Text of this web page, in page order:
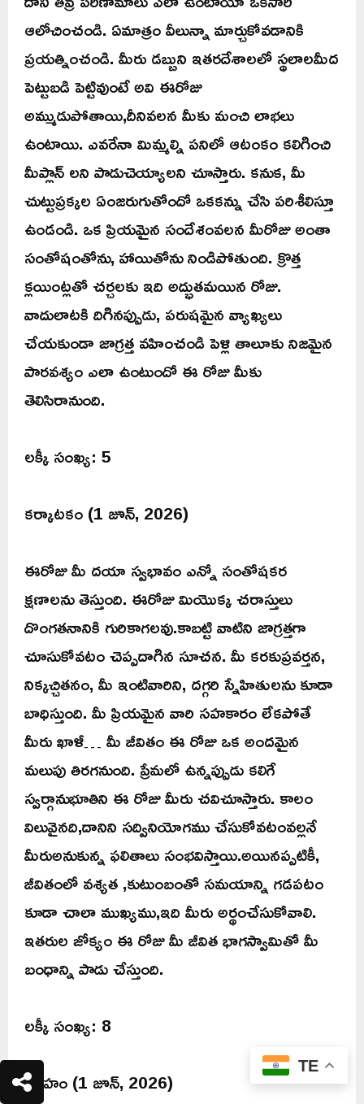
ఆలోచించండి. ఏమాత్రం వీలున్నా మార్చుకోవడానికి
ప్రయత్నించండి. మీరు డబ్బుని ఇతరదేశాలలో స్థలాలమీద
పెట్టుబడి పెట్టివుంటే అవి ఈరోజు
అమ్ముడుపోతాయి,దీనివలన మీకు మంచి లాభలు
ఉంటాయి. ఎవరేనా మిమ్మల్ని పనిలో ఆటంకం కలిగించి
మీప్లాన్ లని పాడుచెయ్యాలని చూస్తారు. కనుక, మీ
చుట్టుప్రక్కల ఏంజరుగుతోందో ఒకకన్ను చేసి పరిశీలిస్తూ
ఉండండి. ఒక ప్రియమైన సందేశంవలన మీరోజు అంతా
సంతోషంతోను, హాయితోను నిండిపోతుంది. క్రొత్త
క్లయింట్లతో చర్చలకు ఇది అద్భుతమయిన రోజు.
వాదులాటకి దిగినప్పుడు, పరుషమైన వ్యాఖ్యలు
చేయకుండా జాగ్రత్త వహించండి పెళ్లి తాలూకు నిజమైన
పారవశ్యం ఎలా ఉంటుందో ఈ రోజు మీకు
తెలిసిరానుంది.
లక్కీ సంఖ్య: 5
కర్కాటకం (1 జూన్, 2026)
ఈరోజు మీ దయా స్వభావం ఎన్నో సంతోషకర
క్షణాలను తెస్తుంది. ఈరోజు మియొక్క చరాస్తులు
దొంగతనానికి గురికాగలవు.కాబట్టి వాటిని జాగ్రత్తగా
చూసుకోవటం చెప్పదాగిన సూచన. మీ కరకుప్రవర్తన,
నిక్కచ్చితనం, మీ ఇంటివారిని, దగ్గరి స్నేహితులను కూడా
బాధిస్తుంది. మీ ప్రియమైన వారి సహకారం లేకపోతే
మీరు ఖాళీ… మీ జీవితం ఈ రోజు ఒక అందమైన
మలుపు తిరగనుంది. ప్రేమలో ఉన్నప్పుడు కలిగే
స్వర్గానుభూతిని ఈ రోజు మీరు చవిచూస్తారు. కాలం
విలువైనది,దానిని సద్వినియోగము చేసుకోవటంవల్లనే
మీరుఅనుకున్న ఫలితాలు సంభవిస్తాయి.అయినప్పటికీ,
జీవితంలో వశ్యత ,కుటుంబంతో సమయాన్ని గడపటం
కూడా చాలా ముఖ్యము,ఇది మీరు అర్థంచేసుకోవాలి.
ఇతరుల జోక్యం ఈ రోజు మీ జీవిత భాగస్వామితో మీ
బంధాన్ని పాడు చేస్తుంది.
లక్కీ సంఖ్య: 8
సింహం (1 జూన్, 2026)
TE